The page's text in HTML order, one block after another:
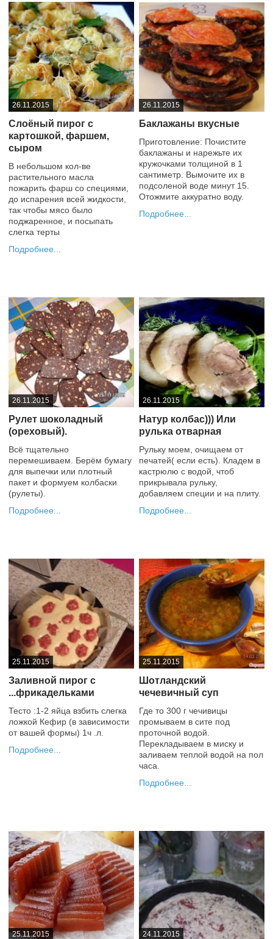
26.11.2015
Слоёный пирог с
картошкой, фаршем,
сыром
В небольшом кол-ве
растительного масла
пожарить фарш со специями,
до испарения всей жидкости,
так чтобы мясо было
поджаренное, и посыпать
слегка терты
Подробнее
26.11.2015
Баклажаны вкусные
Приготовление: Почистите
баклажаны и нарежьте их
кружочками толщиной в 1
сантиметр. Вымочите их в
подсоленой воде минут 15.
Отожмите аккуратно воду.
Подробнее
26.11.2015
Рулет шоколадный
(ореховый).
Всё тщательно
перемешиваем. Берём бумагу
для выпечки или плотный
пакет и формуем колбаски
(рулеты).
Подробнее
26.11.2015
Натур колбас))) Или
рулька отварная
Рульку моем, очищаем от
печатей( если есть). Кладем в
кастрюлю с водой, чтоб
прикрывала рульку,
добавляем специи и на плиту.
Подробнее
25.11.2015
Заливной пирог с
...фрикадельками
Тесто :1-2 яйца взбить слегка
ложкой Кефир (в зависимости
от вашей формы) 1ч .л.
Подробнее
25.11.2015
Шотландский
чечевичный суп
Где то 300 г чечивицы
промываем в сите под
проточной водой.
Перекладываем в миску и
заливаем теплой водой на пол
часа.
Подробнее
25.11.2015 24.11.2015